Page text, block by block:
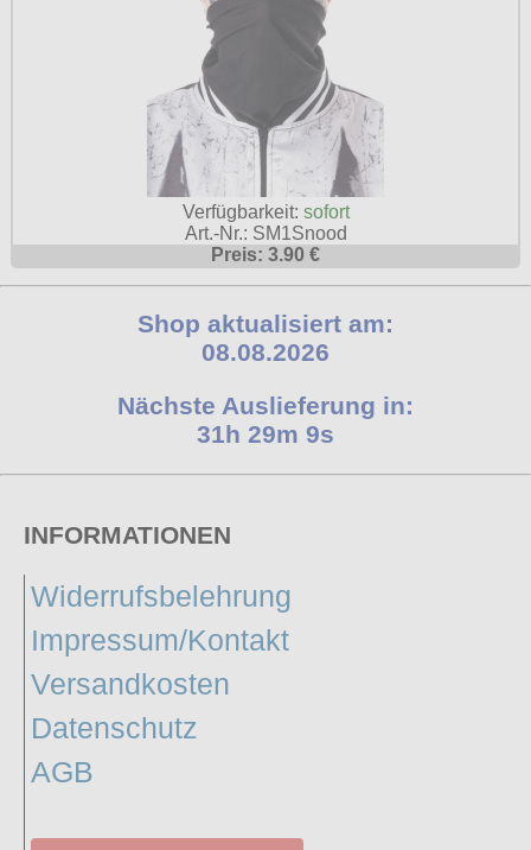
Verfügbarkeit: sofort
Art.-Nr.: SM1Snood
Preis: 3.90 €
Shop aktualisiert am:
08.08.2026
Nächste Auslieferung in:
31h 29m 8s
INFORMATIONEN
Widerrufsbelehrung
Impressum/Kontakt
Versandkosten
Datenschutz
AGB